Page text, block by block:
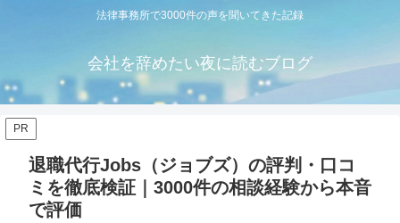
法律事務所で3000件の声を聞いてきた記録
会社を辞めたい夜に読むブログ
PR
退職代行Jobs（ジョブズ）の評判・口コ
ミを徹底検証｜3000件の相談経験から本音
で評価